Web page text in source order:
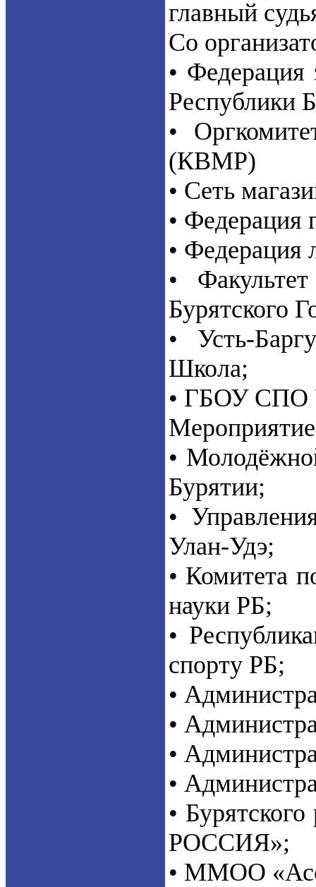
главный
Со
• Федерация
Республики
•
(КВМР)
• Сеть
• Федерация
• Федерация
•
Бурятского
• Усть-
Школа;
• ГБОУ СПО
•
Бурятии;
•
Улан-Удэ;
• Комитета
науки РБ;
•
спорту РБ;
•
•
•
•
•
РОССИЯ»;
• ММОО